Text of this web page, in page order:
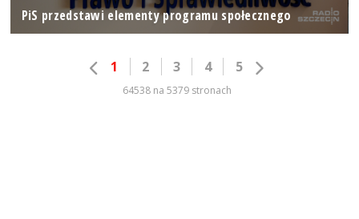
PiS przedstawi elementy programu społecznego
1 2 3 4 5
64538 na 5379 stronach